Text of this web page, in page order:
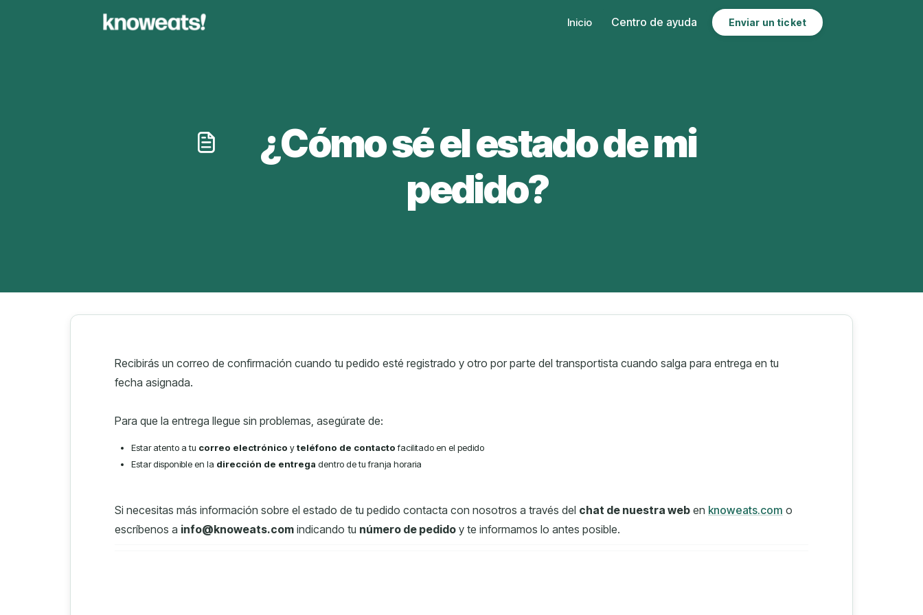
Inicio Enviar un ticket
¿Cómo sé el estado de mi
pedido?
Recibirás un correo de confirmación cuando tu pedido esté registrado y otro por parte del transportista cuando salga para entrega en tu
fecha asignada.
Para que la entrega llegue sin problemas, asegúrate de:
Estar atento a tu correo electrónico yteléfono de contactofacilitado en el pedido
Estar disponible en la dirección de entrega dentro de tu franja horaria
Si necesitas más información sobre el estado de tu pedido contacta con nosotros a través del chat de nuestra web en knoweats.com o
escríbenos a info@knoweats.com indicando tu número de pedido y te informamos lo antes posible.